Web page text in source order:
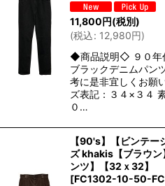
11,800円(税別)
(税込: 12,980円)
◆商品説明◇ ９０年
ブラックデニムパン
考に是非宜しくお
ズ表記：３４×３４
０…
【90's】【ビンテー
ズ khakis【ブラウ
ンツ】【32ｘ32】
[FC1302-10-50-